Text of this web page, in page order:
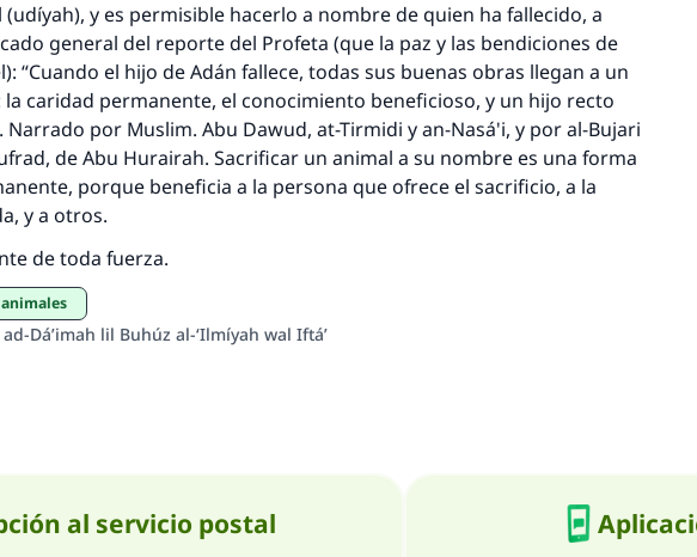
(udíyah), y es permisible hacerlo a nombre de quien ha fallecido, a
general del reporte del Profeta (que la paz y las bendiciones de
“Cuando el hijo de Adán fallece, todas sus buenas obras llegan a un
la caridad permanente, el conocimiento beneficioso, y un hijo recto
Narrado por Muslim. Abu Dawud, at-Tirmidi y an-Nasá'i, y por al-Bujari
de Abu Hurairah. Sacrificar un animal a su nombre es una forma
porque beneficia a la persona que ofrece el sacrificio, a la
y a otros.
de toda fuerza.
animales
ad-Dá’imah lil Buhúz al-‘Ilmíyah wal Iftá’
al servicio postal
no. 110845 salvó un matrimonio.
la Q hasta la A, su contribución ayuda a IslamQA.
Profeta ﷺ dijo:
persona que orienta a otros a hacer el bien obtendrá la
misma recompensa que aquellos que lo realicen."